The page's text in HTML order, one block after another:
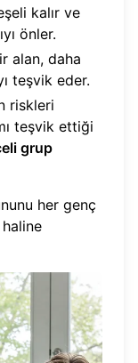
kalır ve
önler.
alan, daha
teşvik eder.
riskleri
teşvik ettiği
grup
her genç